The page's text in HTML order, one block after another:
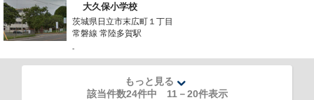
大久保小学校
茨城県日立市末広町１丁目
常磐線 常陸多賀駅
-
もっと見る
該当件数24件中 11 －20件表示